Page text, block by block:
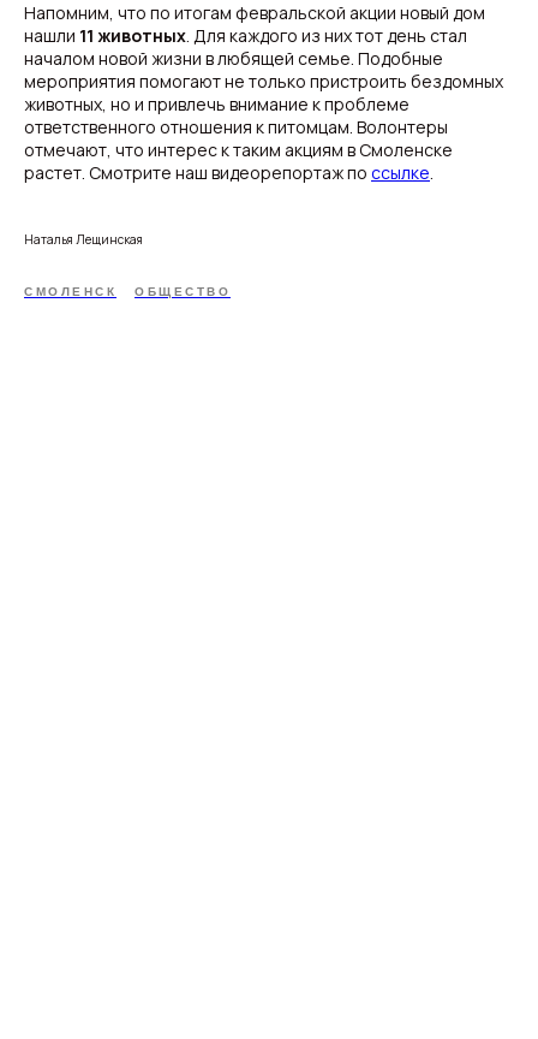
Напомним, что по итогам февральской акции новый дом
нашли 11 животных. Для каждого из них тот день стал
началом новой жизни в любящей семье. Подобные
мероприятия помогают не только пристроить бездомных
животных, но и привлечь внимание к проблеме
ответственного отношения к питомцам. Волонтеры
отмечают, что интерес к таким акциям в Смоленске
растет. Смотрите наш видеорепортаж по ссылке.
Наталья Лещинская
СМОЛЕНСК ОБЩЕСТВО